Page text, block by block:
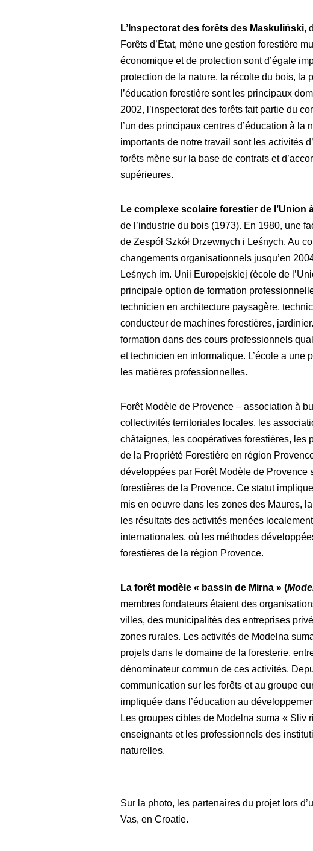
L’Inspectorat des forêts des Maskuliński,
Forêts d’État, mène une gestion forestière
économique et de protection sont d’égale
protection de la nature, la récolte du bois, la
l’éducation forestière sont les principaux
2002, l’inspectorat des forêts fait partie du
l’un des principaux centres d’éducation à
importants de notre travail sont les activités
forêts mène sur la base de contrats et
supérieures.
Le complexe scolaire forestier de l’Union
de l’industrie du bois (1973). En 1980, une
de Zespół Szkół Drzewnych i Leśnych. Au
changements organisationnels jusqu’en
Leśnych im. Unii Europejskiej (école de
principale option de formation
technicien en architecture paysagère,
conducteur de machines forestières,
formation dans des cours professionnels
et technicien en informatique. L’école a une
les matières professionnelles.
Forêt Modèle de Provence – association à
collectivités territoriales locales, les
châtaignes, les coopératives forestières, les
de la Propriété Forestière en région
développées par Forêt Modèle de
forestières de la Provence. Ce statut
mis en oeuvre dans les zones des Maures,
les résultats des activités menées
internationales, où les méthodes
forestières de la région Provence.
La forêt modèle « bassin de Mirna » (
membres fondateurs étaient des
villes, des municipalités des entreprises
zones rurales. Les activités de Modelna
projets dans le domaine de la foresterie,
dénominateur commun de ces activités.
communication sur les forêts et au groupe
impliquée dans l’éducation au
Les groupes cibles de Modelna suma « Sliv
enseignants et les professionnels des
naturelles.
Sur la photo, les partenaires du projet lors
Vas, en Croatie.